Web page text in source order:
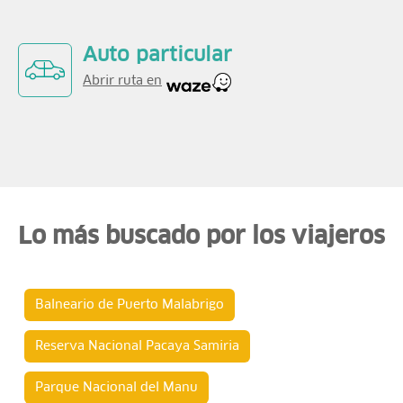
Auto particular
Abrir ruta en
Lo más buscado por los viajeros
Balneario de Puerto Malabrigo
Reserva Nacional Pacaya Samiria
Parque Nacional del Manu